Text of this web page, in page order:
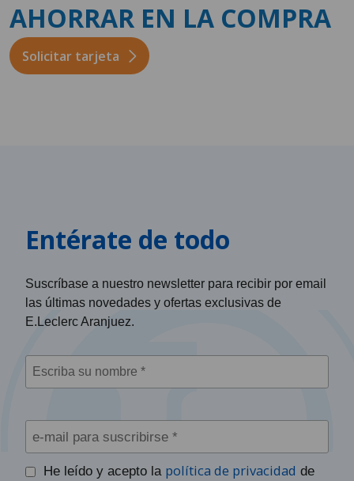
AHORRAR EN LA COMPRA
Solicitar tarjeta
Entérate de todo
Suscríbase a nuestro newsletter para recibir por email
las últimas novedades y ofertas exclusivas de
E.Leclerc Aranjuez.
He leído y acepto la política de privacidad de